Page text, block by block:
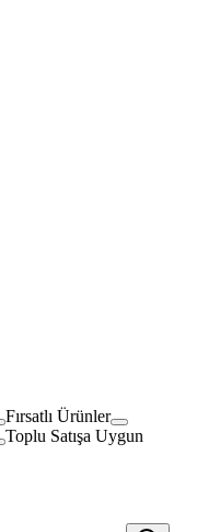
Fırsatlı Ürünler
Toplu Satışa Uygun